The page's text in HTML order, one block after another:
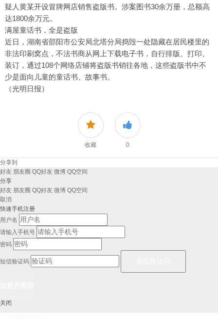
疑人黄某开设冒牌网店销售盗版书。涉案图书30余万册，总额高
达1800余万元。
满屋童话书，全是盗版
近日，湖南省邵阳市公安局北塔分局捣毁一处隐藏在居民楼里的
非法印刷窝点，不法书商从网上下载电子书，自行排版、打印、
装订，通过108个网络店铺将盗版书销往各地，这些盗版书中不
少是面向儿童的童话书、故事书。
（光明日报）
收藏 0
分享到
好友 朋友圈 QQ好友 微博 QQ空间
分享
好友 朋友圈 QQ好友 微博 QQ空间
取消
快速手机注册
用户名
请输入手机号
密码
短信验证码
关闭